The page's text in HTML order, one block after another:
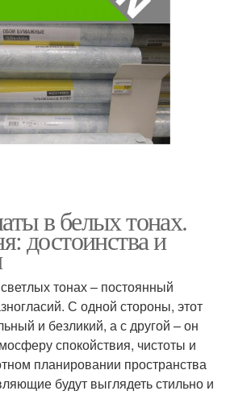
в белых тонах.
достоинства и
тонах – постоянный
С одной стороны, этот
и безликий, а с другой – он
спокойствия, чистоты и
планировании пространства
будут выглядеть стильно и